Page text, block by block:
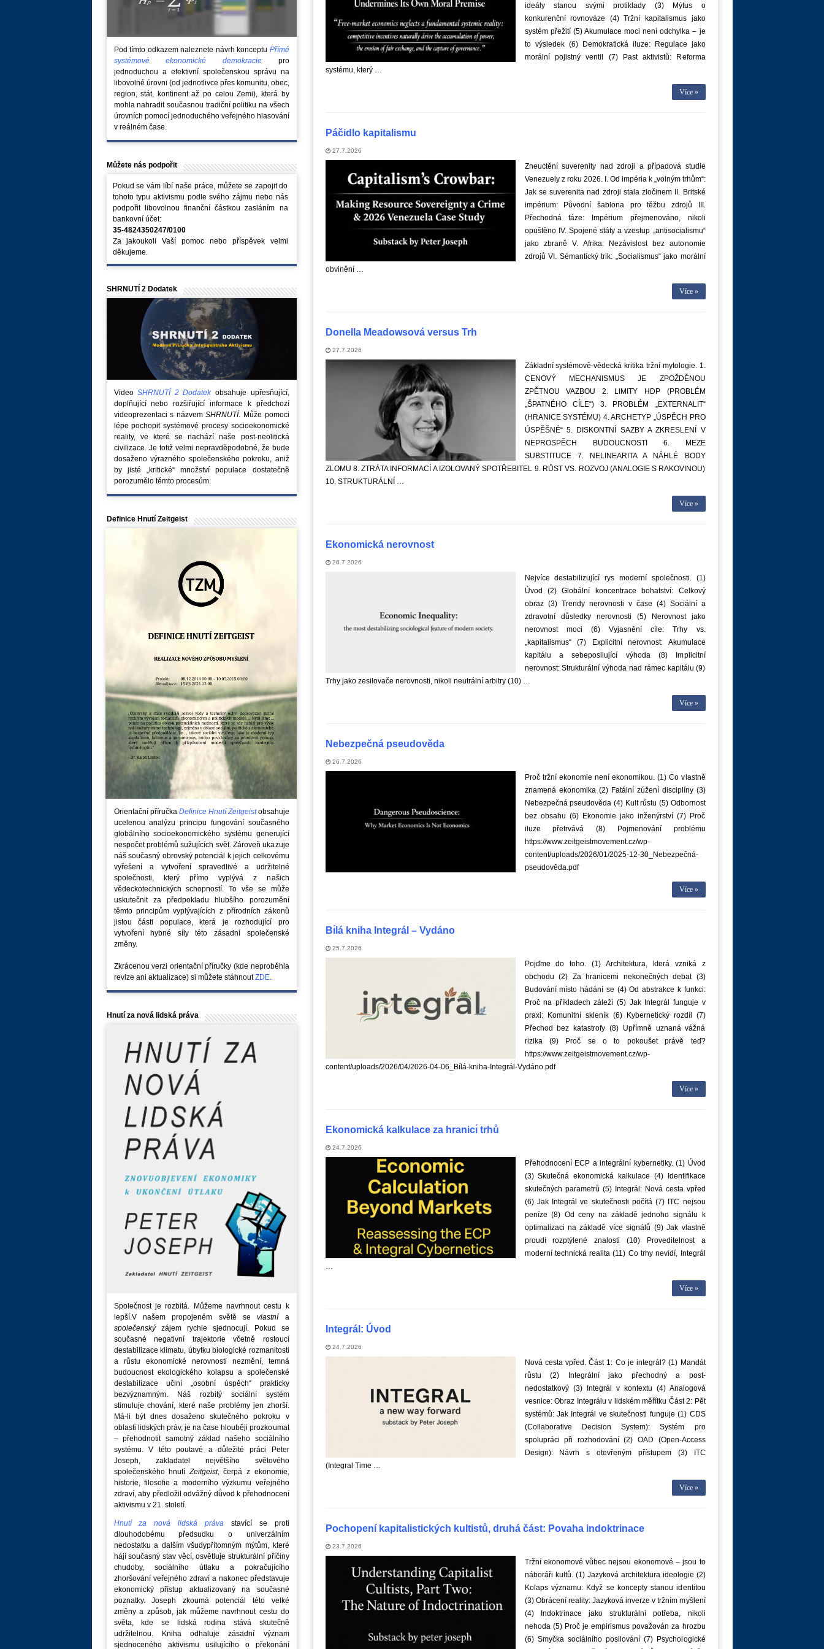
ideály stanou svými protiklady (3) Mýtus o
konkurenční rovnováze (4) Tržní kapitalismus jako
systém přežití (5) Akumulace moci není odchylka – je
to výsledek (6) Demokratická iluze: Regulace jako
morální pojistný ventil (7) Past aktivistů: Reforma
systému, který …
Více »
Páčidlo kapitalismu
27.7.2026
Zneuctění suverenity nad zdroji a případová studie
Venezuely z roku 2026. I. Od impéria k „volným trhům“:
Jak se suverenita nad zdroji stala zločinem II. Britské
impérium: Původní šablona pro těžbu zdrojů III.
Přechodná fáze: Impérium přejmenováno, nikoli
opuštěno IV. Spojené státy a vzestup „antisocialismu“
jako zbraně V. Afrika: Nezávislost bez autonomie
zdrojů VI. Sémantický trik: „Socialismus“ jako morální
obvinění …
Více »
Donella Meadowsová versus Trh
27.7.2026
Základní systémově-vědecká kritika tržní mytologie. 1.
CENOVÝ MECHANISMUS JE ZPOŽDĚNOU
ZPĚTNOU VAZBOU 2. LIMITY HDP (PROBLÉM
„ŠPATNÉHO CÍLE“) 3. PROBLÉM „EXTERNALIT“
(HRANICE SYSTÉMU) 4. ARCHETYP „ÚSPĚCH PRO
ÚSPĚŠNÉ“ 5. DISKONTNÍ SAZBY A ZKRESLENÍ V
NEPROSPĚCH BUDOUCNOSTI 6. MEZE
SUBSTITUCE 7. NELINEARITA A NÁHLÉ BODY
ZLOMU 8. ZTRÁTA INFORMACÍ A IZOLOVANÝ SPOTŘEBITEL 9. RŮST VS. ROZVOJ (ANALOGIE S RAKOVINOU)
10. STRUKTURÁLNÍ …
Více »
Ekonomická nerovnost
26.7.2026
Nejvíce destabilizující rys moderní společnosti. (1)
Úvod (2) Globální koncentrace bohatství: Celkový
obraz (3) Trendy nerovnosti v čase (4) Sociální a
zdravotní důsledky nerovnosti (5) Nerovnost jako
nerovnost moci (6) Vyjasnění cíle: Trhy vs.
„kapitalismus“ (7) Explicitní nerovnost: Akumulace
kapitálu a sebeposilující výhoda (8) Implicitní
nerovnost: Strukturální výhoda nad rámec kapitálu (9)
Trhy jako zesilovače nerovnosti, nikoli neutrální arbitry (10) …
Více »
Nebezpečná pseudověda
26.7.2026
Proč tržní ekonomie není ekonomikou. (1) Co vlastně
znamená ekonomika (2) Fatální zúžení disciplíny (3)
Nebezpečná pseudověda (4) Kult růstu (5) Odbornost
bez obsahu (6) Ekonomie jako inženýrství (7) Proč
iluze přetrvává (8) Pojmenování problému
https://www.zeitgeistmovement.cz/wp-
content/uploads/2026/01/2025-12-30_Nebezpečná-
pseudověda.pdf
Více »
Bı́lá kniha Integrál – Vydáno
25.7.2026
Pojďme do toho. (1) Architektura, která vzniká z
obchodu (2) Za hranicemi nekonečných debat (3)
Budování místo hádání se (4) Od abstrakce k funkci:
Proč na příkladech záleží (5) Jak Integrál funguje v
praxi: Komunitní skleník (6) Kybernetický rozdíl (7)
Přechod bez katastrofy (8) Upřímně uznaná vážná
rizika (9) Proč se o to pokoušet právě teď?
https://www.zeitgeistmovement.cz/wp-
content/uploads/2026/04/2026-04-06_Bílá-kniha-Integrál-Vydáno.pdf
Více »
Ekonomická kalkulace za hranicı́ trhů
24.7.2026
Přehodnocení ECP a integrální kybernetiky. (1) Úvod
(3) Skutečná ekonomická kalkulace (4) Identifikace
skutečných parametrů (5) Integrál: Nová cesta vpřed
(6) Jak Integrál ve skutečnosti počítá (7) ITC nejsou
peníze (8) Od ceny na základě jednoho signálu k
optimalizaci na základě více signálů (9) Jak vlastně
proudí rozptýlené znalosti (10) Proveditelnost a
moderní technická realita (11) Co trhy nevidí, Integrál
Více »
Integrál: Úvod
24.7.2026
Nová cesta vpřed. Část 1: Co je integrál? (1) Mandát
růstu (2) Integrální jako přechodný a post-
nedostatkový (3) Integrál v kontextu (4) Analogová
vesnice: Obraz Integrálu v lidském měřítku Část 2: Pět
systémů: Jak Integrál ve skutečnosti funguje (1) CDS
(Collaborative Decision System): Systém pro
spolupráci při rozhodování (2) OAD (Open-Access
Design): Návrh s otevřeným přístupem (3) ITC
(Integral Time …
Více »
Pochopení kapitalistických kultistů, druhá část: Povaha indoktrinace
23.7.2026
Tržní ekonomové vůbec nejsou ekonomové – jsou to
náboráři kultů. (1) Jazyková architektura ideologie (2)
Kolaps významu: Když se koncepty stanou identitou
(3) Obrácení reality: Jazyková inverze v tržním myšlení
(4) Indoktrinace jako strukturální potřeba, nikoli
nehoda (5) Proč je empirismus považován za hrozbu
(6) Smyčka sociálního posilování (7) Psychologické
Pod tímto odkazem naleznete návrh konceptu Přímé
systémové ekonomické demokracie pro
jednoduchou a efektivní společenskou správu na
libovolné úrovni (od jednotlivce přes komunitu, obec,
region, stát, kontinent až po celou Zemi), která by
mohla nahradit současnou tradiční politiku na všech
úrovních pomocí jednoduchého veřejného hlasování
v reálném čase.
Můžete nás podpořit
Pokud se vám líbí naše práce, můžete se zapojit do
tohoto typu aktivismu podle svého zájmu nebo nás
podpořit libovolnou finanční částkou zasláním na
bankovní účet:
35-4824350247/0100
Za jakoukoli Vaší pomoc nebo příspěvek velmi
děkujeme.
SHRNUTÍ 2 Dodatek
VideoSHRNUTÍ 2 Dodatekobsahuje upřesňující,
doplňující nebo rozšiřující informace k předchozí
videoprezentaci s názvemSHRNUTÍ. Může pomoci
lépe pochopit systémové procesy socioekonomické
reality, ve které se nachází naše post-neolitická
civilizace. Je totiž velmi nepravděpodobné, že bude
dosaženo výrazného společenského pokroku, aniž
by jisté „kritické“ množství populace dostatečně
porozumělo těmto procesům.
Definice Hnutí Zeitgeist
Orientační příručka Definice Hnutí Zeitgeistobsahuje
ucelenou analýzu principu fungování současného
globálního socioekonomického systému generující
nespočet problémů sužujících svět. Zároveň ukazuje
náš současný obrovský potenciál k jejich celkovému
vyřešení a vytvoření spravedlivé a udržitelné
společnosti, který přímo vyplývá z našich
vědeckotechnických schopností. To vše se může
uskutečnit za předpokladu hlubšího porozumění
těmto principům vyplývajících z přírodních zákonů
jistou části populace, která je rozhodující pro
vytvoření hybné síly této zásadní společenské
změny.
Zkrácenou verzi orientační příručky (kde neproběhla
revize ani aktualizace) si můžete stáhnoutZDE.
Hnutí za nová lidská práva
Společnost je rozbitá. Můžeme navrhnout cestu k
lepší.V našem propojeném světě sevlastnía
společenskýzájem rychle sjednocují. Pokud se
současné negativní trajektorie včetně rostoucí
destabilizace klimatu, úbytku biologické rozmanitosti
a růstu ekonomické nerovnosti nezmění, temná
budoucnost ekologického kolapsu a společenské
destabilizace učiní „osobní úspěch“ prakticky
bezvýznamným. Náš rozbitý sociální systém
stimuluje chování, které naše problémy jen zhorší.
Má-li být dnes dosaženo skutečného pokroku v
oblasti lidských práv, je na čase hlouběji prozkoumat
– přehodnotit samotný základ našeho sociálního
systému. V této poutavé a důležité práci Peter
Joseph, zakladatel největšího světového
společenského hnutí Zeitgeist, čerpá z ekonomie,
historie, filosofie a moderního výzkumu veřejného
zdraví, aby předložil odvážný důvod k přehodnocení
aktivismu v 21. století.
Hnutí za nová lidská práva stavící se proti
dlouhodobému předsudku o univerzálním
nedostatku a dalším všudypřítomným mýtům, které
hájí současný stav věcí, osvětluje strukturální příčiny
chudoby, sociálního útlaku a pokračujícího
zhoršování veřejného zdraví a nakonec představuje
ekonomický přístup aktualizovaný na současné
poznatky. Joseph zkoumá potenciál této velké
změny a způsob, jak můžeme navrhnout cestu do
světa, kde se lidská rodina stává skutečně
udržitelnou. Kniha odhaluje zásadní význam
sjednoceného aktivismu usilujícího o překonání